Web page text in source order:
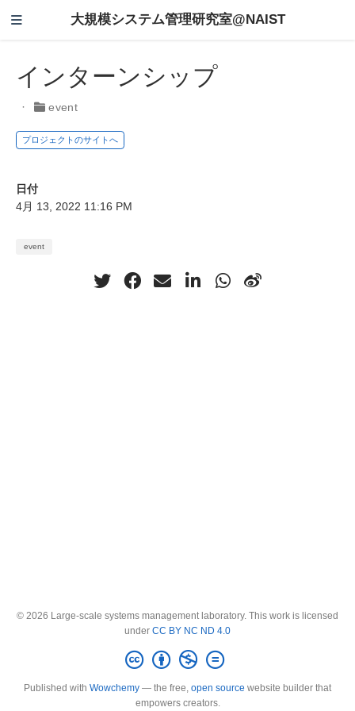
大規模システム管理研究室@NAIST
インターンシップ
event
プロジェクトのサイトへ
日付
4月 13, 2022 11:16 PM
event
© 2026 Large-scale systems management laboratory. This work is licensed
under CC BY NC ND 4.0
Published with Wowchemy — the free, open source website builder that
empowers creators.